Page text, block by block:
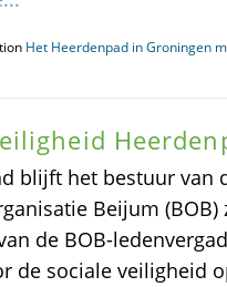
Het Heerdenpad in Groningen
blijft het bestuur van
Beijum (BOB)
de BOB-
de sociale veiligheid